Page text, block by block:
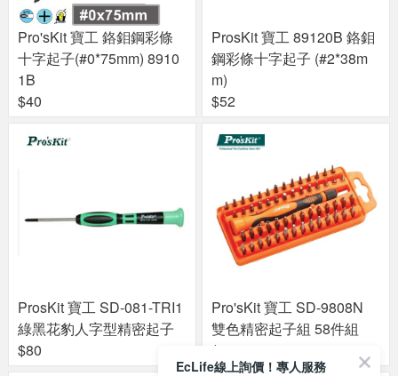
Pro'sKit 寶工 鉻鉬鋼彩條
十字起子(#0*75mm) 8910
1B
$40
ProsKit 寶工 89120B 鉻鉬
鋼彩條十字起子 (#2*38m
m)
$52
ProsKit 寶工 SD-081-TRI1
綠黑花豹人字型精密起子
$80
Pro'sKit 寶工 SD-9808N
雙色精密起子組 58件組
$599
EcLife線上詢價！專人服務